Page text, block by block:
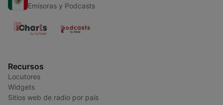
Emisoras y Podcasts
Recursos
Locutores
Widgets
Sitios web de radio por país